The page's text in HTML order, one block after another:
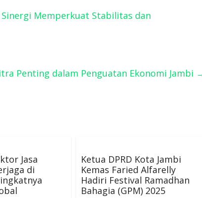
Memperkuat Stabilitas dan
Penting dalam Penguatan Ekonomi Jambi
Jasa
di
Ketua DPRD Kota Jambi
Kemas Faried Alfarelly
Hadiri Festival Ramadhan
Bahagia (GPM) 2025